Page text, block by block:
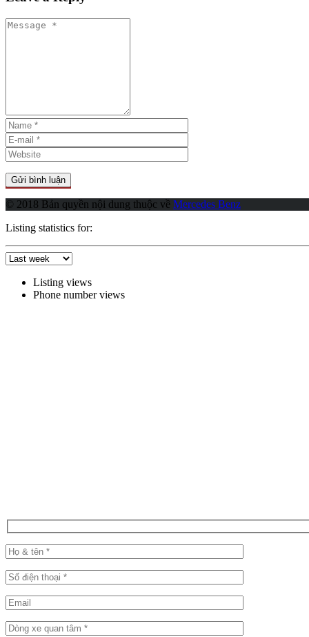
© 2018 Bản quyền nội dung thuộc về Mercedes Benz
Listing statistics for:
Listing views
Phone number views